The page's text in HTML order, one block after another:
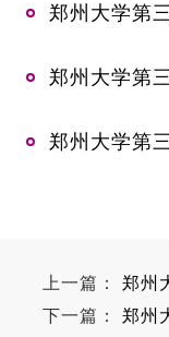
上一篇： 郑州大学
下一篇： 郑州大